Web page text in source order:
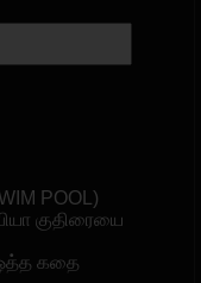
POOL)
குதிரையை
கதை